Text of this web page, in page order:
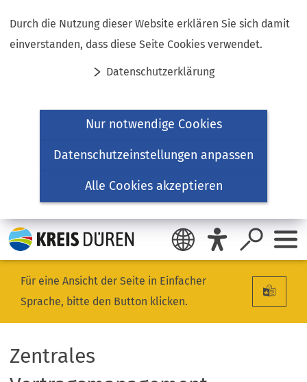
Durch die Nutzung dieser Website erklären Sie sich damit
einverstanden, dass diese Seite Cookies verwendet.
Datenschutzerklärung
Nur notwendige Cookies
Datenschutzeinstellungen anpassen
Alle Cookies akzeptieren
Inhalt anspringen
Für eine Ansicht der Seite in Einfacher
Sprache, bitte den Button klicken.
Zentrales